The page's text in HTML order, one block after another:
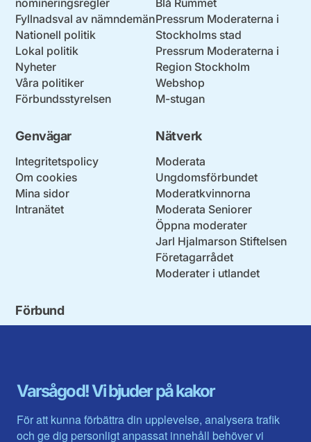
Varsågod! Vi bjuder på kakor
För att kunna förbättra din upplevelse, analysera trafik
och ge dig personligt anpassat innehåll behöver vi
Fyllnadsval av nämndemän
Nationell politik
Lokal politik
Nyheter
Våra politiker
Förbundsstyrelsen
Pressrum Moderaterna i
Stockholms stad
Pressrum Moderaterna i
Region Stockholm
Webshop
M-stugan
Genvägar
Integritetspolicy
Om cookies
Mina sidor
Intranätet
Nätverk
Moderata
Ungdomsförbundet
Moderatkvinnorna
Moderata Seniorer
Öppna moderater
Jarl Hjalmarson Stiftelsen
Företagarrådet
Moderater i utlandet
Förbund
Gävleborg
Halland
Jämtlands län
Jönköpings län
Värmlands län
Västerbotten
Västra Götaland
Västernorrland